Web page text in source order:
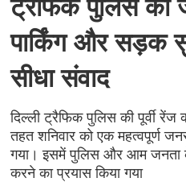
ट्रैफिक पुलिस का
पार्किंग और सड़क
सीधा संवाद
दिल्ली ट्रैफिक पुलिस की पूर्वी
तहत शनिवार को एक महत्वपूर्ण
गया। इसमें पुलिस और आम जनता
करने का प्रयास किया गया